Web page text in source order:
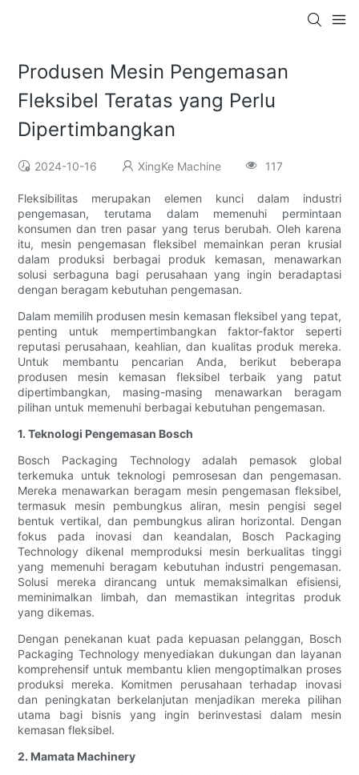
Produsen Mesin Pengemasan
Fleksibel Teratas yang Perlu
Dipertimbangkan
2024-10-16 XingKe Machine 117
Fleksibilitas merupakan elemen kunci dalam industri
pengemasan, terutama dalam memenuhi permintaan
konsumen dan tren pasar yang terus berubah. Oleh karena
itu, mesin pengemasan fleksibel memainkan peran krusial
dalam produksi berbagai produk kemasan, menawarkan
solusi serbaguna bagi perusahaan yang ingin beradaptasi
dengan beragam kebutuhan pengemasan.
Dalam memilih produsen mesin kemasan fleksibel yang tepat,
penting untuk mempertimbangkan faktor-faktor seperti
reputasi perusahaan, keahlian, dan kualitas produk mereka.
Untuk membantu pencarian Anda, berikut beberapa
produsen mesin kemasan fleksibel terbaik yang patut
dipertimbangkan, masing-masing menawarkan beragam
pilihan untuk memenuhi berbagai kebutuhan pengemasan.
1. Teknologi Pengemasan Bosch
Bosch Packaging Technology adalah pemasok global
terkemuka untuk teknologi pemrosesan dan pengemasan.
Mereka menawarkan beragam mesin pengemasan fleksibel,
termasuk mesin pembungkus aliran, mesin pengisi segel
bentuk vertikal, dan pembungkus aliran horizontal. Dengan
fokus pada inovasi dan keandalan, Bosch Packaging
Technology dikenal memproduksi mesin berkualitas tinggi
yang memenuhi beragam kebutuhan industri pengemasan.
Solusi mereka dirancang untuk memaksimalkan efisiensi,
meminimalkan limbah, dan memastikan integritas produk
yang dikemas.
Dengan penekanan kuat pada kepuasan pelanggan, Bosch
Packaging Technology menyediakan dukungan dan layanan
komprehensif untuk membantu klien mengoptimalkan proses
produksi mereka. Komitmen perusahaan terhadap inovasi
dan peningkatan berkelanjutan menjadikan mereka pilihan
utama bagi bisnis yang ingin berinvestasi dalam mesin
kemasan fleksibel.
2. Mamata Machinery